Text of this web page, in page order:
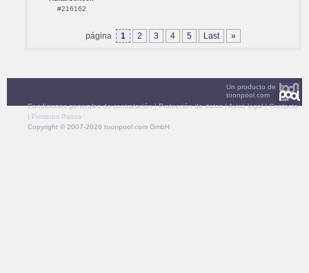
#216162
página 1 2 3 4 5 Last »
Un producto de
toonpool.com
Condiciones generales de contratación|Protección de datos|Aviso legal|Contacto
| Primeros Pasos
Copyright © 2007-2026 toonpool.com GmbH